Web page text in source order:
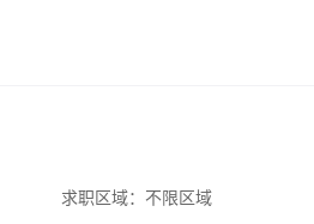
求职区域： 不限区域